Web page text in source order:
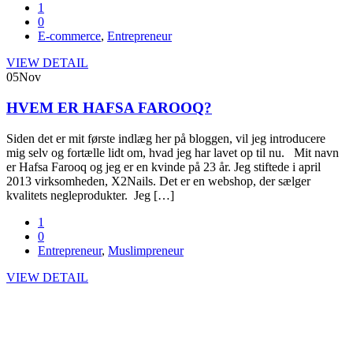
1
0
E-commerce, Entrepreneur
VIEW DETAIL
05Nov
HVEM ER HAFSA FAROOQ?
Siden det er mit første indlæg her på bloggen, vil jeg introducere
mig selv og fortælle lidt om, hvad jeg har lavet op til nu. Mit navn
er Hafsa Farooq og jeg er en kvinde på 23 år. Jeg stiftede i april
2013 virksomheden, X2Nails. Det er en webshop, der sælger
kvalitets negleprodukter. Jeg […]
1
0
Entrepreneur, Muslimpreneur
VIEW DETAIL